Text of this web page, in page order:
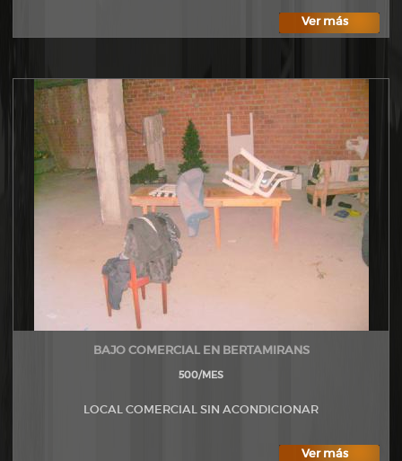
Ver más
BAJO COMERCIAL EN BERTAMIRANS
500/MES
LOCAL COMERCIAL SIN ACONDICIONAR
Ver más